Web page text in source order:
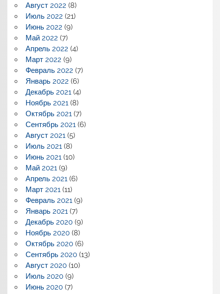
Август 2022 (8)
Июль 2022 (21)
Июнь 2022 (9)
Май 2022 (7)
Апрель 2022 (4)
Март 2022 (9)
Февраль 2022 (7)
Январь 2022 (6)
Декабрь 2021(4)
Ноябрь 2021(8)
Октябрь 2021(7)
Сентябрь 2021(6)
Август 2021(5)
Июль 2021(8)
Июнь 2021(10)
Май 2021(9)
Апрель 2021(6)
Март 2021(11)
Февраль 2021(9)
Январь 2021(7)
Декабрь 2020(9)
Ноябрь 2020(8)
Октябрь 2020(6)
Сентябрь 2020(13)
Август 2020(10)
Июль 2020(9)
Июнь 2020(7)